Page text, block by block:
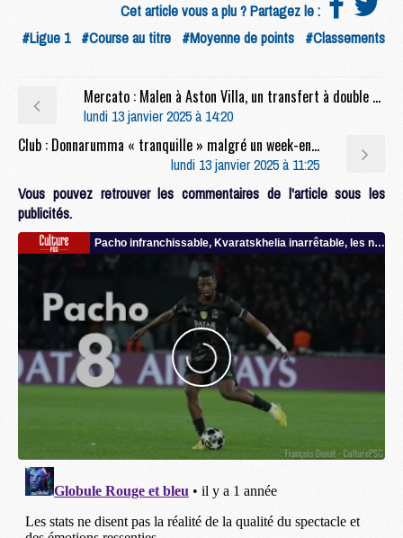
Cet article vous a plu ? Partagez le :
#Ligue 1 #Course au titre #Moyenne de points #Classements
Mercato : Malen à Aston Villa, un transfert à double conséquence pour le PSG
lundi 13 janvier 2025 à 14:20
Club : Donnarumma « tranquille » malgré un week-end agité
lundi 13 janvier 2025 à 11:25
Vous pouvez retrouver les commentaires de l'article sous les
publicités.